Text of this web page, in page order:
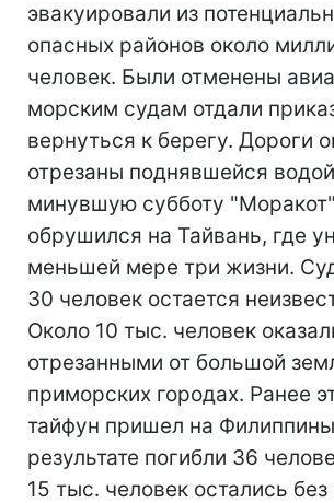
эвакуировали из
опасных районов около
человек. Были отменены
морским судам отдали
вернуться к берегу. Дороги
отрезаны поднявшейся
минувшую субботу "Моракот"
обрушился на Тайвань, где
меньшей мере три жизни.
30 человек остается
Около 10 тыс. человек
отрезанными от большой
приморских городах. Ранее
тайфун пришел на
результате погибли 36
15 тыс. человек остались без